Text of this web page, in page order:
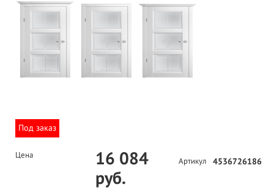
Под заказ
Цена
16 084
руб.
Артикул 4536726186